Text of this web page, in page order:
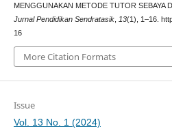
MENGGUNAKAN METODE TUTOR SEBAYA
Jurnal Pendidikan Sendratasik, 13(1), 1–16.
16
More Citation Formats
Issue
Vol. 13 No. 1 (2024)